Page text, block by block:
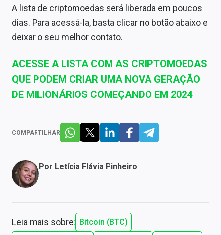
A lista de criptomoedas será liberada em poucos
dias. Para acessá-la, basta clicar no botão abaixo e
deixar o seu melhor contato.
ACESSE A LISTA COM AS CRIPTOMOEDAS
QUE PODEM CRIAR UMA NOVA GERAÇÃO
DE MILIONÁRIOS COMEÇANDO EM 2024
COMPARTILHAR
Por Letícia Flávia Pinheiro
Leia mais sobre: Bitcoin (BTC)